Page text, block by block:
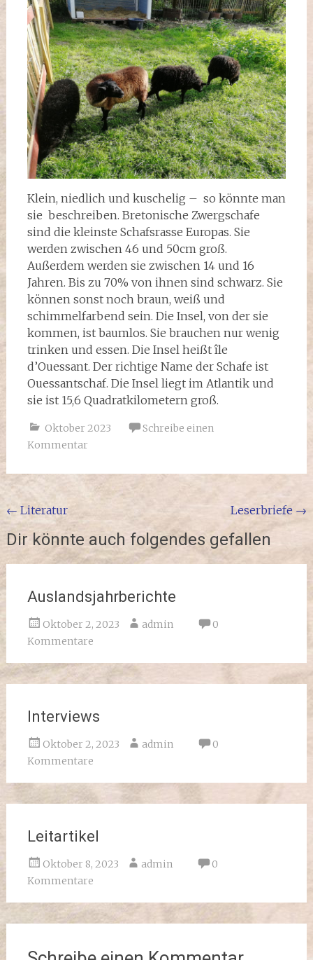
Klein, niedlich und kuschelig – so könnte man
sie beschreiben. Bretonische Zwergschafe
sind die kleinste Schafsrasse Europas. Sie
werden zwischen 46 und 50cm groß.
Außerdem werden sie zwischen 14 und 16
Jahren. Bis zu 70% von ihnen sind schwarz. Sie
können sonst noch braun, weiß und
schimmelfarbend sein. Die Insel, von der sie
kommen, ist baumlos. Sie brauchen nur wenig
trinken und essen. Die Insel heißt île
d’Ouessant. Der richtige Name der Schafe ist
Ouessantschaf. Die Insel liegt im Atlantik und
sie ist 15,6 Quadratkilometern groß.
Oktober 2023
Schreibe einen
Kommentar
Beitragsnavigation
← Literatur Leserbriefe →
Dir könnte auch folgendes gefallen
Auslandsjahrberichte
Oktober 2, 2023 admin
0
Kommentare
Interviews
Oktober 2, 2023 admin
0
Kommentare
Leitartikel
Oktober 8, 2023 admin
0
Kommentare